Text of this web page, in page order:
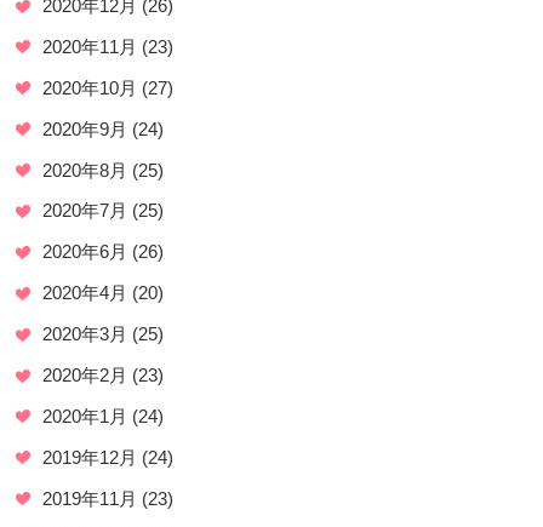
2020年12月 (26)
2020年11月 (23)
2020年10月 (27)
2020年9月 (24)
2020年8月 (25)
2020年7月 (25)
2020年6月 (26)
2020年4月 (20)
2020年3月 (25)
2020年2月 (23)
2020年1月 (24)
2019年12月 (24)
2019年11月 (23)